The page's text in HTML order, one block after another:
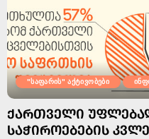
"საფარის" აქტივობები
ᲥᲐᲠᲗᲕᲔᲚᲘ
ᲡᲐᲭᲘᲠᲝᲔᲑᲔᲑᲘᲡ